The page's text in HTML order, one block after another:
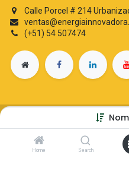
Home Search
Calle Porcel # 214
(+51) 54 507474
Copyright ©
- El